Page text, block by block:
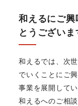
和えるにご
とうございま
和えるでは、次
でいくことにご
事業を展開して
和えるへのご相